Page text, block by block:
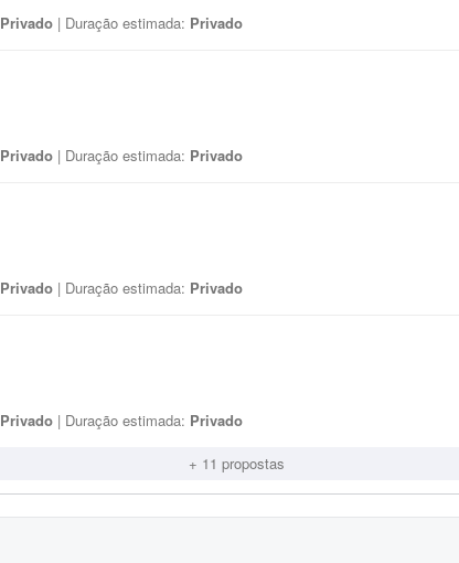
Privado | Duração estimada: Privado
Privado | Duração estimada: Privado
Privado | Duração estimada: Privado
Privado | Duração estimada: Privado
+ 11 propostas